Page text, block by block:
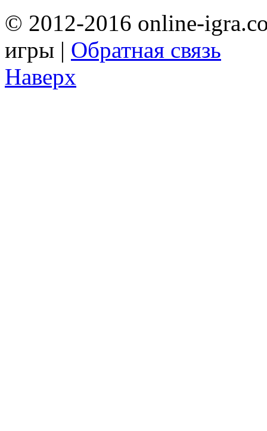
© 2012-2016 online-
игры | Обратная связь
Наверх